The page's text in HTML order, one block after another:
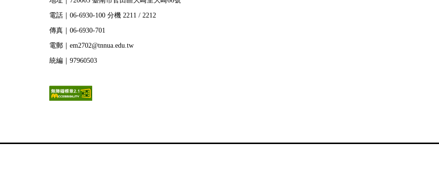
電話｜06-6930-100 分機 2211 / 2212
傳真｜06-6930-701
電郵｜em2702@tnnua.edu.tw
統編｜97960503